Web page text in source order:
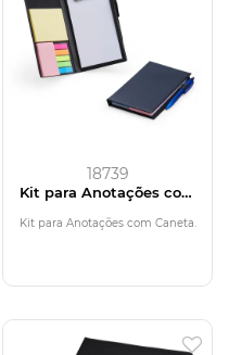
18739
Kit para Anotações com
Caneta
Kit para Anotações com Caneta.